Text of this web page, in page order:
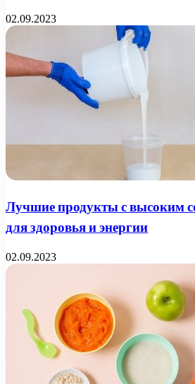
02.09.2023
Лучшие продукты с высоким
для здоровья и энергии
02.09.2023